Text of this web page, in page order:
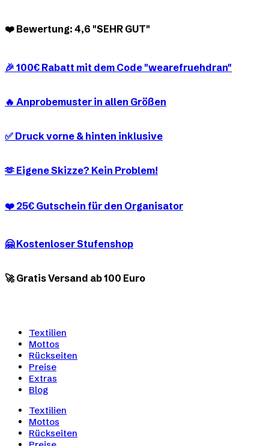
❤️ Bewertung: 4,6 "SEHR GUT"
🎉 100€ Rabatt mit dem Code "wearefruehdran"
🔥 Anprobemuster in allen Größen
✅ Druck vorne & hinten inklusive
🫶 Eigene Skizze? Kein Problem!
❤️ 25€ Gutschein für den Organisator
🤗 Kostenloser Stufenshop
🚀 Gratis Versand ab 100 Euro
Textilien
Mottos
Rückseiten
Preise
Extras
Blog
Textilien
Mottos
Rückseiten